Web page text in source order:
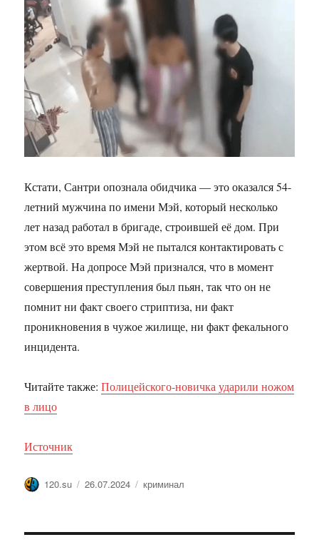
Кстати, Сантри опознала обидчика — это оказался 54-
летний мужчина по имени Мэй, который несколько
лет назад работал в бригаде, строившей её дом. При
этом всё это время Мэй не пытался контактировать с
жертвой. На допросе Мэй признался, что в момент
совершения преступления был пьян, так что он не
помнит ни факт своего стриптиза, ни факт
проникновения в чужое жилище, ни факт фекального
инцидента.
Читайте также:Полицейского-новичка ударили ножом
в лицо
Источник
Автор
120.su Опубликовано
26.07.2024 Метки
криминал